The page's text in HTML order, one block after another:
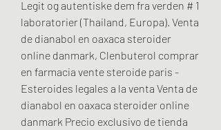
Legit og autentiske dem fra verden # 1
laboratorier (Thailand, Europa). Venta
de dianabol en oaxaca steroider
online danmark, Clenbuterol comprar
en farmacia vente steroide paris -
Esteroides legales a la venta Venta de
dianabol en oaxaca steroider online
danmark Precio exclusivo de tienda